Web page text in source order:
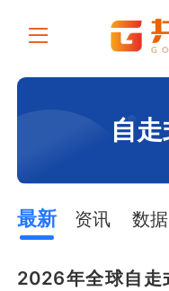
自
最新 资讯 数据
2026年全球自走